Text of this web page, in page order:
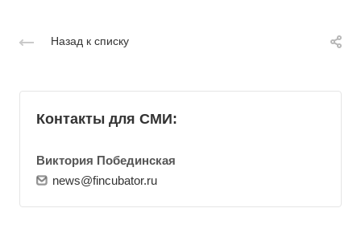
Назад к списку
Контакты для СМИ:
Виктория Побединская
news@fincubator.ru